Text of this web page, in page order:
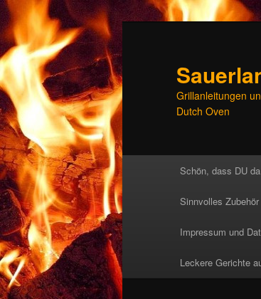
Zum
Inhalt
wechseln
Grillanleitungen
Dutch Oven
Schön, dass DU
Sinnvolles Zubehör
Impressum und
Leckere Gerichte